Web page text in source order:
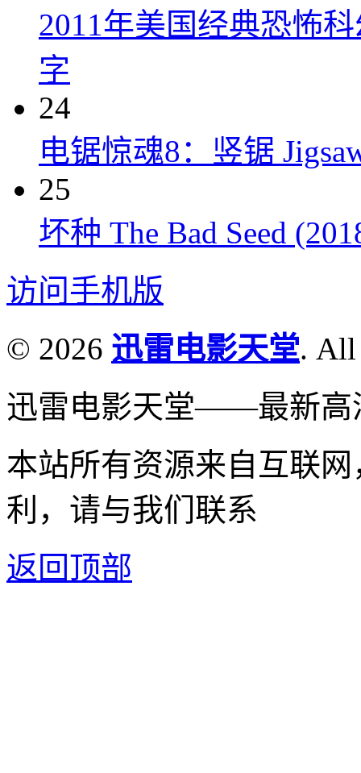
2011年美国经典恐怖
字
24
电锯惊魂8：竖锯
25
坏种 The Bad Seed
访问手机版
© 2026 迅雷电影天堂. All
迅雷电影天堂——最新高
本站所有资源来自互联
利，请与我们联系
返回顶部